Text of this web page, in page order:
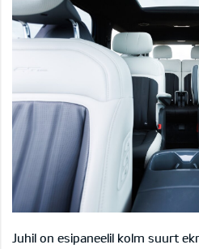
Juhil on esipaneelil kolm suurt